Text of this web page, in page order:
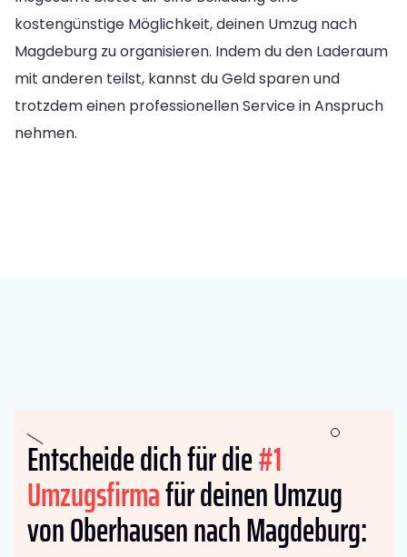
kostengünstige Möglichkeit, deinen Umzug nach
Magdeburg zu organisieren. Indem du den Laderaum
mit anderen teilst, kannst du Geld sparen und
trotzdem einen professionellen Service in Anspruch
nehmen.
Entscheide dich für die#1
Umzugsfirmafür deinen Umzug
von Oberhausen nach Magdeburg: